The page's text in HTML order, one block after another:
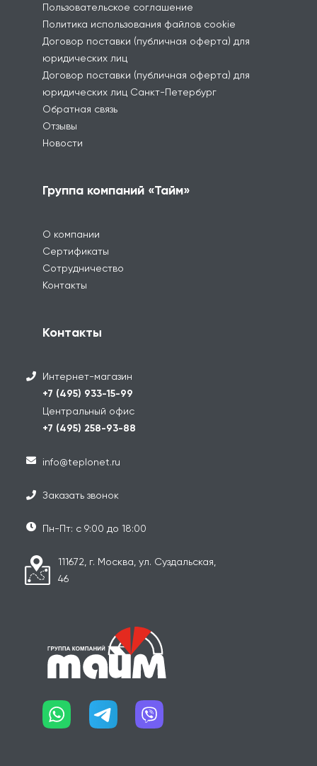
Пользовательское соглашение
Политика использования файлов cookie
Договор поставки (публичная оферта) для
юридических лиц
Договор поставки (публичная оферта) для
юридических лиц Санкт-Петербург
Обратная связь
Отзывы
Новости
Группа компаний «Тайм»
О компании
Сертификаты
Сотрудничество
Контакты
Контакты
Интернет-магазин
+7 (495) 933-15-99
Центральный офис
+7 (495) 258-93-88
info@teplonet.ru
Заказать звонок
Пн-Пт: с 9:00 до 18:00
111672, г. Москва, ул. Суздальская,
46